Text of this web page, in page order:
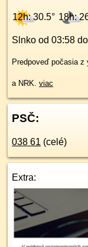
12h: 30.5° 18h:
Slnko od 03:58 do
Predpoveď počasia
a NRK. viac
PSČ:
038 61 (celé)
Extra: